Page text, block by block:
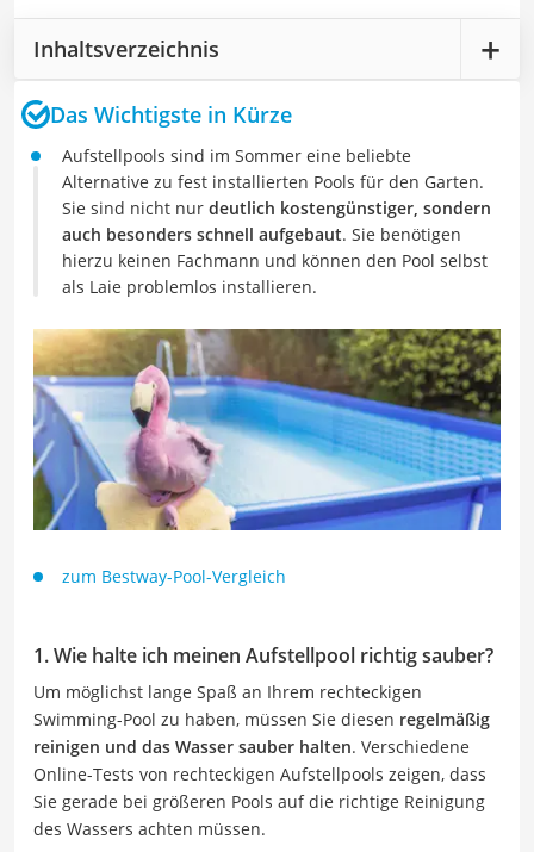
Inhaltsverzeichnis
Das Wichtigste in Kürze
Aufstellpools sind im Sommer eine beliebte
Alternative zu fest installierten Pools für den Garten.
Sie sind nicht nur deutlich kostengünstiger, sondern
auch besonders schnell aufgebaut. Sie benötigen
hierzu keinen Fachmann und können den Pool selbst
als Laie problemlos installieren.
zum Bestway-Pool-Vergleich
1. Wie halte ich meinen Aufstellpool richtig sauber?
Um möglichst lange Spaß an Ihrem rechteckigen
Swimming-Pool zu haben, müssen Sie diesen regelmäßig
reinigen und das Wasser sauber halten. Verschiedene
Online-Tests von rechteckigen Aufstellpools zeigen, dass
Sie gerade bei größeren Pools auf die richtige Reinigung
des Wassers achten müssen.